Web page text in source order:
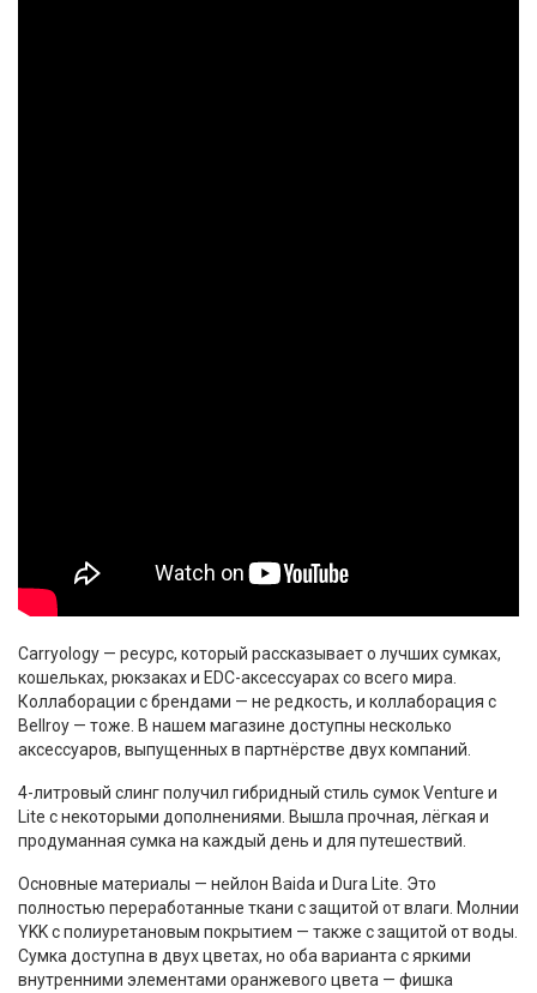
Carryology — ресурс, который рассказывает о лучших сумках,
кошельках, рюкзаках и EDC-аксессуарах со всего мира.
Коллаборации с брендами — не редкость, и коллаборация с
Bellroy — тоже. В нашем магазине доступны несколько
аксессуаров, выпущенных в партнёрстве двух компаний.
4-литровый слинг получил гибридный стиль сумок Venture и
Lite с некоторыми дополнениями. Вышла прочная, лёгкая и
продуманная сумка на каждый день и для путешествий.
Основные материалы — нейлон Baida и Dura Lite. Это
полностью переработанные ткани с защитой от влаги. Молнии
YKK с полиуретановым покрытием — также с защитой от воды.
Сумка доступна в двух цветах, но оба варианта с яркими
внутренними элементами оранжевого цвета — фишка